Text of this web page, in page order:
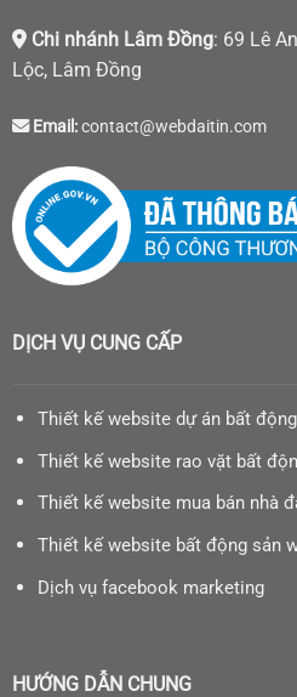
Chi nhánh Lâm Đồng: 69 Lê
Lộc, Lâm Đồng
Email:contact@webdaitin.com
DỊCH VỤ CUNG CẤP
Thiết kế website dự án bất
Thiết kế website rao vặt bất
Thiết kế website mua bán nhà
Thiết kế website bất động sản
Dịch vụ facebook marketing
HƯỚNG DẪN CHUNG